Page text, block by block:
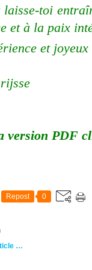
laisse-toi
et à la paix
et
version PDF
Repost 0
…